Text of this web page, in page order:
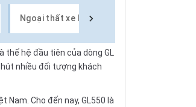
Ngoại thất xe Mercedes-Benz GL550
thế hệ đầu tiên của dòng GL
nhiều đối tượng khách
Cho đến nay, GL550 là